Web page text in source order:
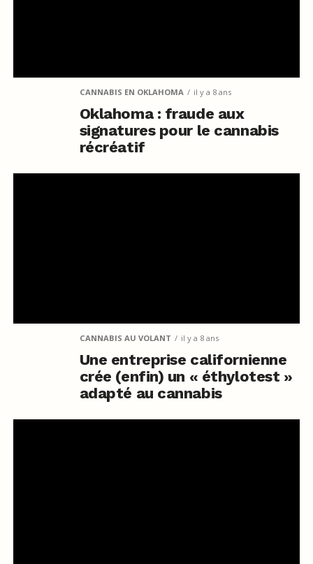
CANNABIS EN OKLAHOMA il y a 8 ans
Oklahoma : fraude aux
signatures pour le cannabis
récréatif
CANNABIS AU VOLANT il y a 8 ans
Une entreprise californienne
crée (enfin) un « éthylotest »
adapté au cannabis